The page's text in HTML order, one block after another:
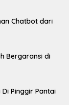
Chatbot dari
Bergaransi di
Pinggir Pantai